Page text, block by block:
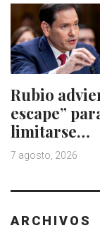
Rubio
escape”
limitarse…
7 agosto, 2026
ARCHIVOS